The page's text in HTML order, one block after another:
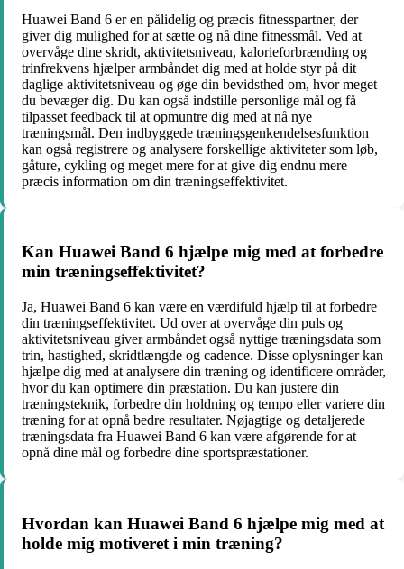
Huawei Band 6 er en pålidelig og præcis fitnesspartner, der
giver dig mulighed for at sætte og nå dine fitnessmål. Ved at
overvåge dine skridt, aktivitetsniveau, kalorieforbrænding og
trinfrekvens hjælper armbåndet dig med at holde styr på dit
daglige aktivitetsniveau og øge din bevidsthed om, hvor meget
du bevæger dig. Du kan også indstille personlige mål og få
tilpasset feedback til at opmuntre dig med at nå nye
træningsmål. Den indbyggede træningsgenkendelsesfunktion
kan også registrere og analysere forskellige aktiviteter som løb,
gåture, cykling og meget mere for at give dig endnu mere
præcis information om din træningseffektivitet.
Kan Huawei Band 6 hjælpe mig med at forbedre
min træningseffektivitet?
Ja, Huawei Band 6 kan være en værdifuld hjælp til at forbedre
din træningseffektivitet. Ud over at overvåge din puls og
aktivitetsniveau giver armbåndet også nyttige træningsdata som
trin, hastighed, skridtlængde og cadence. Disse oplysninger kan
hjælpe dig med at analysere din træning og identificere områder,
hvor du kan optimere din præstation. Du kan justere din
træningsteknik, forbedre din holdning og tempo eller variere din
træning for at opnå bedre resultater. Nøjagtige og detaljerede
træningsdata fra Huawei Band 6 kan være afgørende for at
opnå dine mål og forbedre dine sportspræstationer.
Hvordan kan Huawei Band 6 hjælpe mig med at
holde mig motiveret i min træning?